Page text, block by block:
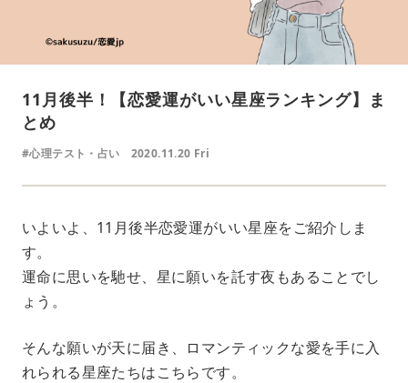
11月後半！【恋愛運がいい星座ランキング】ま
とめ
#心理テスト・占い 2020.11.20 Fri
いよいよ、11月後半恋愛運がいい星座をご紹介しま
す。
運命に思いを馳せ、星に願いを託す夜もあることでし
ょう。
そんな願いが天に届き、ロマンティックな愛を手に入
れられる星座たちはこちらです。